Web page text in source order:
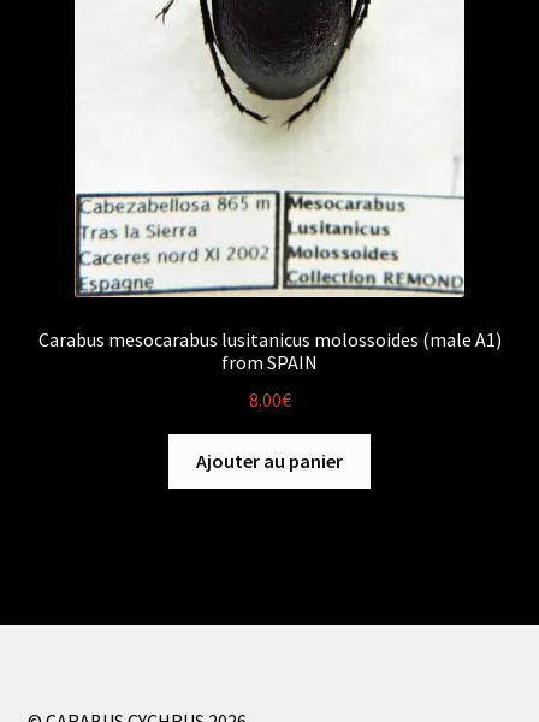
Carabus mesocarabus lusitanicus molossoides (male A1)
from SPAIN
8.00€
Ajouter au panier